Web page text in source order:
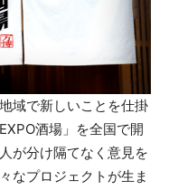
域で新しいことを仕掛
酒場」を全国で開
が分け隔てなく意見を
なプロジェクトが生ま